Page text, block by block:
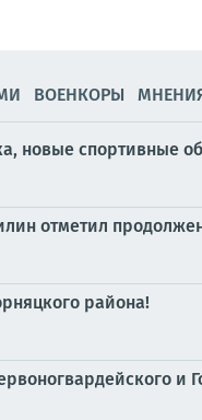
ВОЕНКОРЫ
новые спортивные
отметил
района!
и